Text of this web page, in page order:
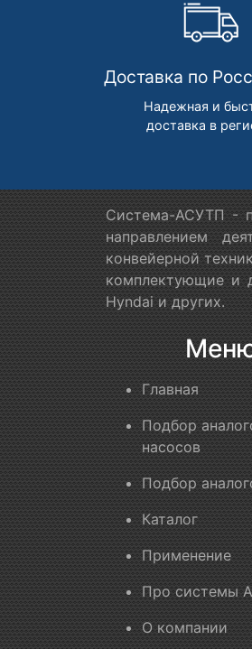
Доставка по
Надежная и
доставка в
Система-АСУТП -
направлением
конвейерной
комплектующие и
Hyndai и других.
Главная
Подбор
насосов
Подбор
Каталог
Применение
Про системы
О компании